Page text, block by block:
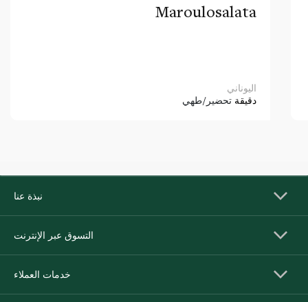
Maroulosalata
اليوناني
دقيقة تحضير/طهي
نبذة عنا
التسوق عبر الإنترنت
خدمات العملاء